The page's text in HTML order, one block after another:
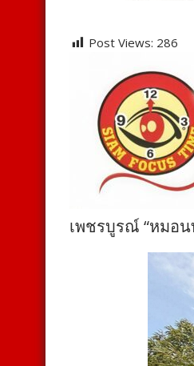
Post Views: 286
เพชรบูรณ์ “หมอน